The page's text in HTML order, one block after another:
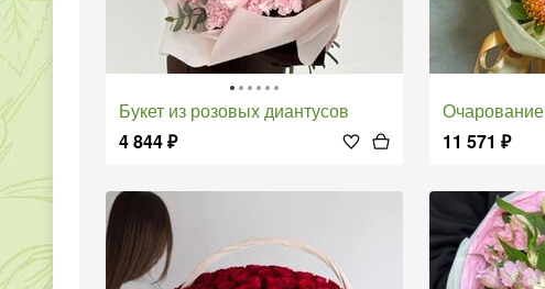
Букет из розовых диантусов
4 844₽
Очарование
11 571 ₽